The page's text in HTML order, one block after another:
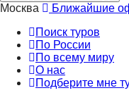
Москва
Ближайшие
Поиск туров
По России
По всему миру
О нас
Подберите мне